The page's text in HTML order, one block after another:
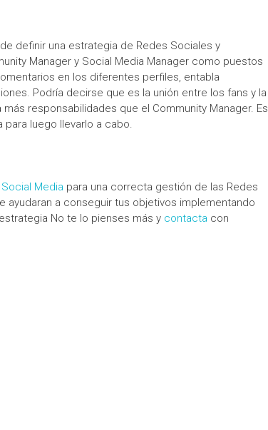
definir una estrategia de Redes Sociales y
Manager y Social Media Manager como puestos
en los diferentes perfiles, entabla
Podría decirse que es la unión entre los fans y la
responsabilidades que el Community Manager. Es
luego llevarlo a cabo.
Media para una correcta gestión de las Redes
a conseguir tus objetivos implementando
No te lo pienses más y contacta con